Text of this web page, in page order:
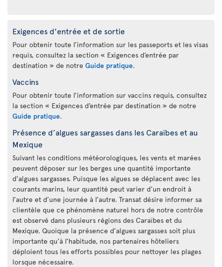
Exigences d'entrée et de sortie
Pour obtenir toute l’information sur les passeports et les visas
requis, consultez la section « Exigences d’entrée par
destination » de notre Guide pratique.
Vaccins
Pour obtenir toute l’information sur vaccins requis, consultez
la section « Exigences d’entrée par destination » de notre
Guide pratique.
Présence d’algues sargasses dans les Caraïbes et au
Mexique
Suivant les conditions météorologiques, les vents et marées
peuvent déposer sur les berges une quantité importante
d’algues sargasses. Puisque les algues se déplacent avec les
courants marins, leur quantité peut varier d’un endroit à
l’autre et d’une journée à l’autre. Transat désire informer sa
clientèle que ce phénomène naturel hors de notre contrôle
est observé dans plusieurs régions des Caraïbes et du
Mexique. Quoique la présence d’algues sargasses soit plus
importante qu’à l’habitude, nos partenaires hôteliers
déploient tous les efforts possibles pour nettoyer les plages
lorsque nécessaire.